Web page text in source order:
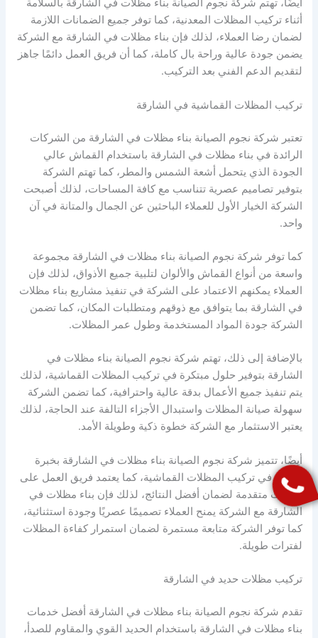
أيضًا، تهتم شركة نجوم الصيانة بناء مظلات في الشارقة بالسلامة
أثناء تركيب المظلات المعدنية، كما توفر جميع الضمانات اللازمة
لضمان رضا العملاء، لذلك فإن بناء مظلات في الشارقة مع الشركة
يضمن جودة عالية وراحة بال كاملة، كما أن فريق العمل دائمًا جاهز
لتقديم الدعم الفني بعد التركيب.
تركيب المظلات القماشية في الشارقة
تعتبر شركة نجوم الصيانة بناء مظلات في الشارقة من الشركات
الرائدة في بناء مظلات في الشارقة باستخدام القماش عالي
الجودة الذي يتحمل أشعة الشمس والمطر، كما تهتم الشركة
بتوفير تصاميم عصرية تتناسب مع كافة المساحات، لذلك أصبحت
الشركة الخيار الأول للعملاء الباحثين عن الجمال والمتانة في آن
واحد.
كما توفر شركة نجوم الصيانة بناء مظلات في الشارقة مجموعة
واسعة من أنواع القماش والألوان لتلبية جميع الأذواق، لذلك فإن
العملاء يمكنهم الاعتماد على الشركة في تنفيذ مشاريع بناء مظلات
في الشارقة بما يتوافق مع ذوقهم ومتطلبات المكان، كما تضمن
الشركة جودة المواد المستخدمة وطول عمر المظلات.
بالإضافة إلى ذلك، تهتم شركة نجوم الصيانة بناء مظلات في
الشارقة بتوفير حلول مبتكرة في تركيب المظلات القماشية، لذلك
يتم تنفيذ جميع الأعمال بدقة عالية واحترافية، كما تضمن الشركة
سهولة صيانة المظلات واستبدال الأجزاء التالفة عند الحاجة، لذلك
يعتبر الاستثمار مع الشركة خطوة ذكية وطويلة الأمد.
أيضًا، تتميز شركة نجوم الصيانة بناء مظلات في الشارقة بخبرة
واسعة في تركيب المظلات القماشية، كما يعتمد فريق العمل على
مهارات متقدمة لضمان أفضل النتائج، لذلك فإن بناء مظلات في
الشارقة مع الشركة يمنح العملاء تصميمًا عصريًا وجودة استثنائية،
كما توفر الشركة متابعة مستمرة لضمان استمرار كفاءة المظلات
لفترات طويلة.
تركيب مظلات حديد في الشارقة
تقدم شركة نجوم الصيانة بناء مظلات في الشارقة أفضل خدمات
بناء مظلات في الشارقة باستخدام الحديد القوي والمقاوم للصدأ،